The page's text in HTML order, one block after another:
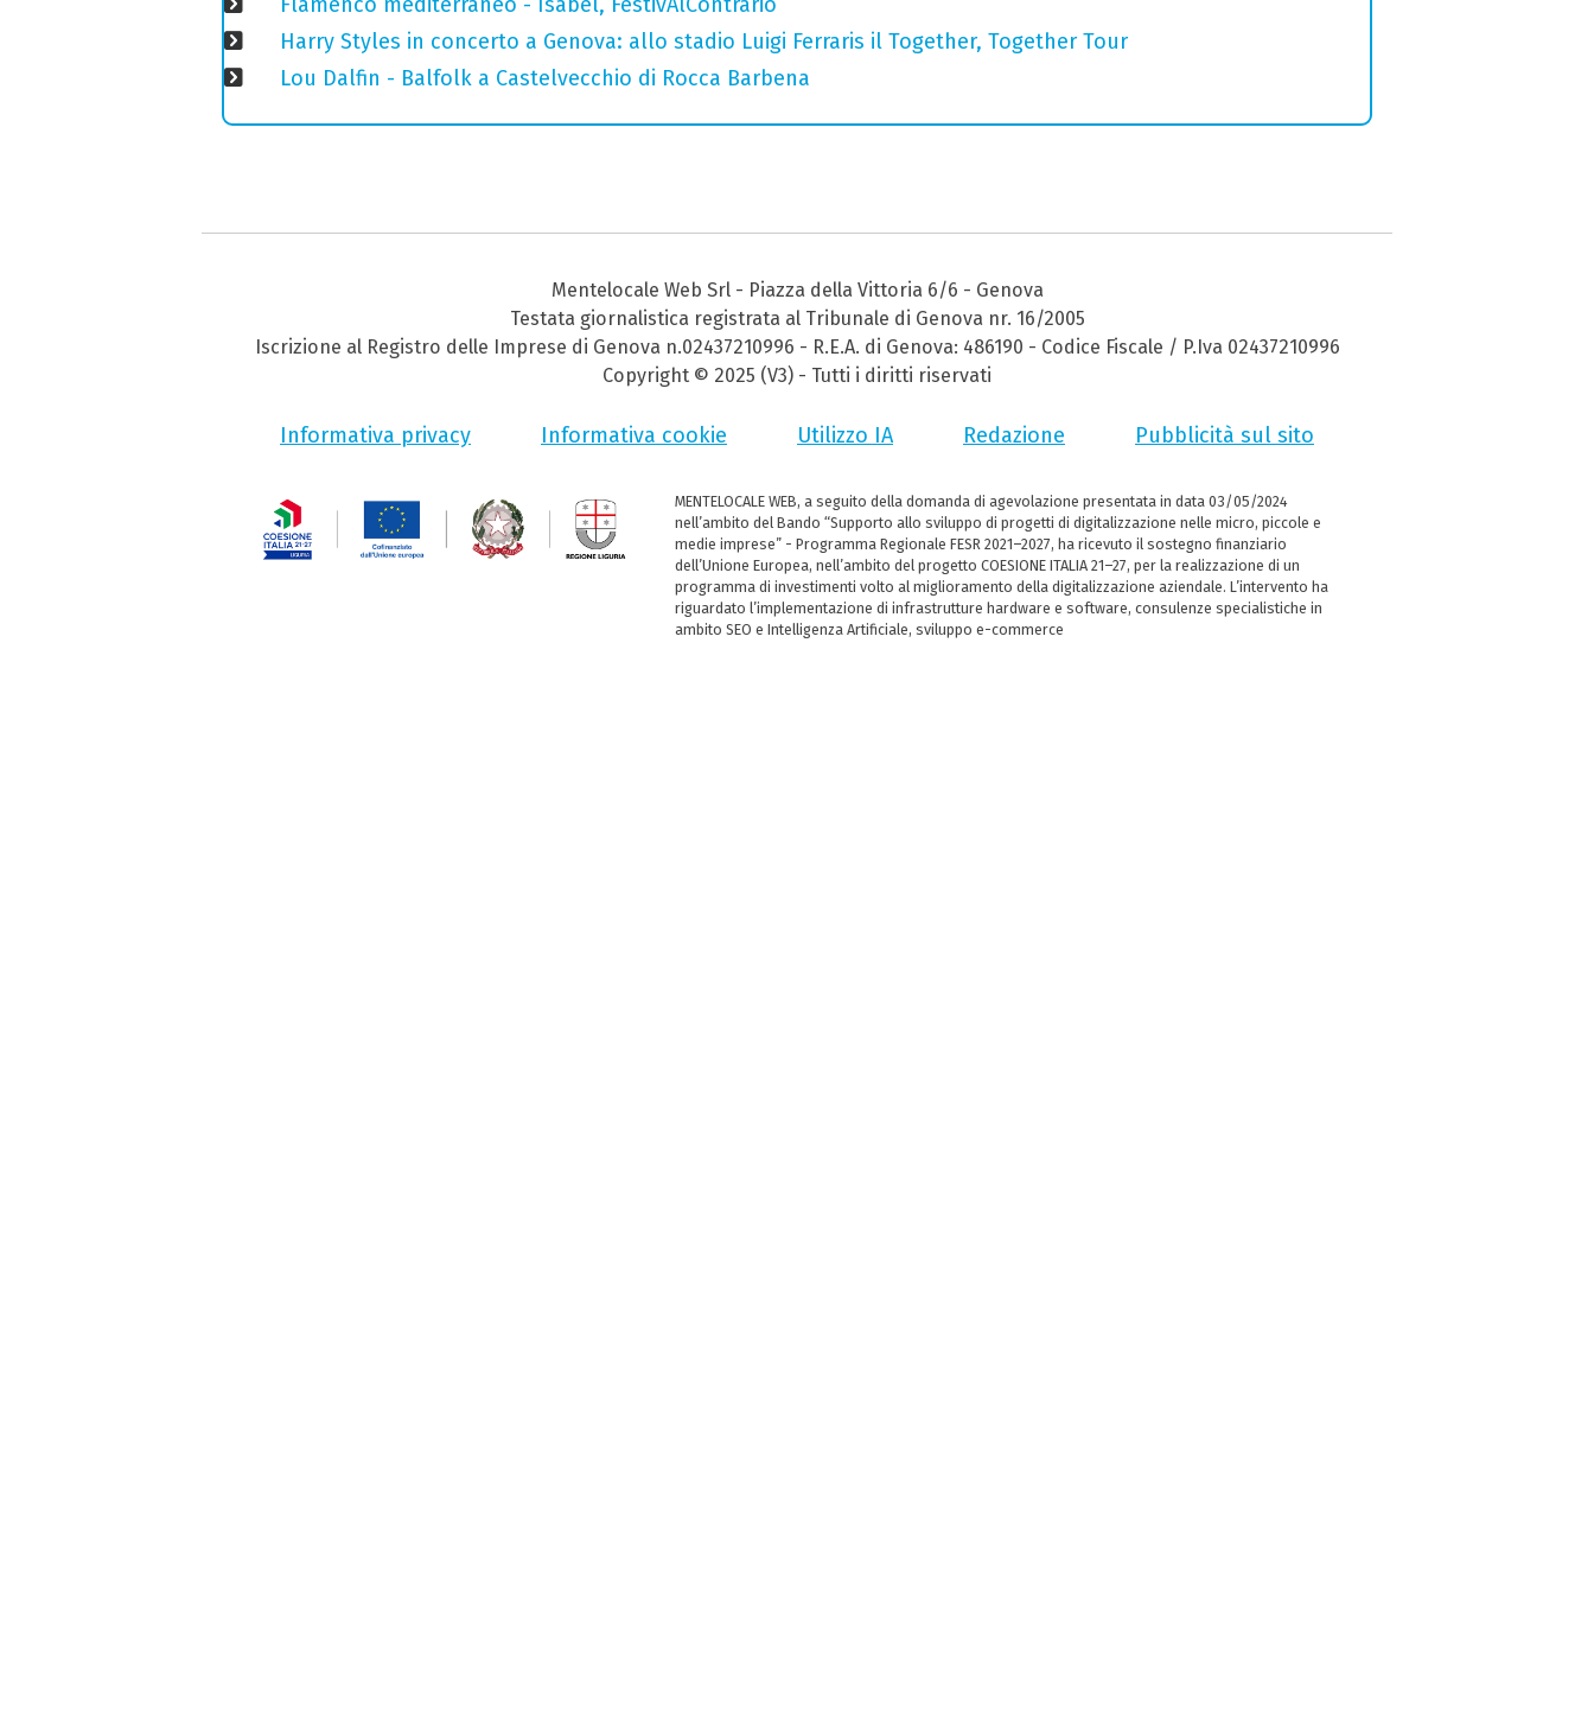
Harry Styles in concerto a Genova: allo stadio Luigi Ferraris il Together, Together Tour
Lou Dalfin - Balfolk a Castelvecchio di Rocca Barbena
Mentelocale Web Srl - Piazza della Vittoria 6/6 - Genova
Testata giornalistica registrata al Tribunale di Genova nr. 16/2005
Iscrizione al Registro delle Imprese di Genova n.02437210996 - R.E.A. di Genova: 486190 - Codice Fiscale / P.Iva 02437210996
Copyright © 2025 (V3) - Tutti i diritti riservati
Informativa privacy Informativa cookie Utilizzo IA Redazione Pubblicità sul sito
MENTELOCALE WEB, a seguito della domanda di agevolazione presentata in data 03/05/2024
nell’ambito del Bando “Supporto allo sviluppo di progetti di digitalizzazione nelle micro, piccole e
medie imprese” - Programma Regionale FESR 2021–2027, ha ricevuto il sostegno finanziario
dell’Unione Europea, nell’ambito del progetto COESIONE ITALIA 21–27, per la realizzazione di un
programma di investimenti volto al miglioramento della digitalizzazione aziendale. L’intervento ha
riguardato l’implementazione di infrastrutture hardware e software, consulenze specialistiche in
ambito SEO e Intelligenza Artificiale, sviluppo e-commerce